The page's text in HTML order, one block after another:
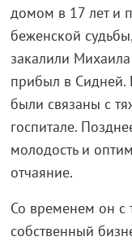
домом в 17 лет и
беженской
закалили
прибыл в Сидней.
были связаны с
госпитале.
молодость и
отчаяние.
Со временем он с
собственный